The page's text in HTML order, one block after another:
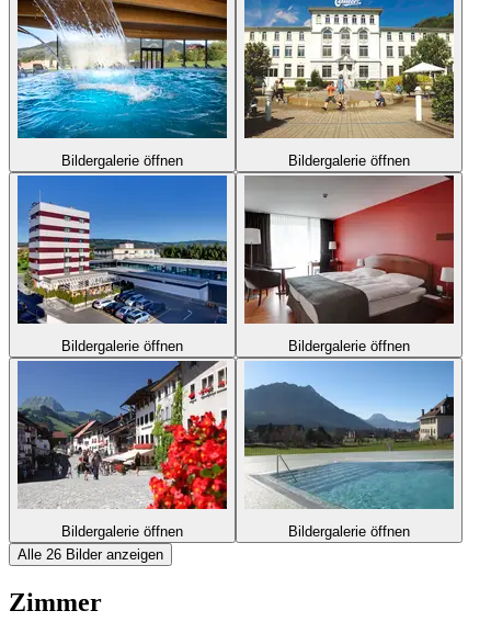
Bildergalerie öffnen Bildergalerie öffnen
Bildergalerie öffnen Bildergalerie öffnen
Bildergalerie öffnen
Bildergalerie öffnen
Alle 26 Bilder anzeigen
Zimmer